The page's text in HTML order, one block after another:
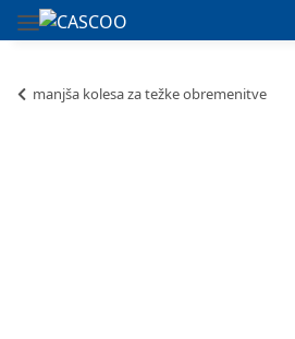
manjša kolesa za težke obremenitve